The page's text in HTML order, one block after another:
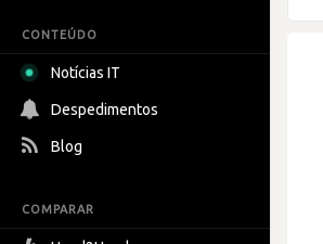
CONTEÚDO
Notícias IT
Despedimentos
Blog
COMPARAR